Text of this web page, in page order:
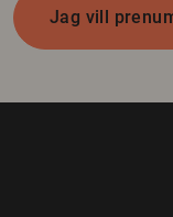
Jag vill